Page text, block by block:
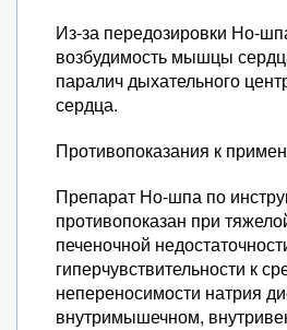
Из-за передозировки Но-
возбудимость мышцы
паралич дыхательного
сердца.
Противопоказания к
Препарат Но-шпа по
противопоказан при
печеночной
гиперчувствительности к
непереносимости натрия
внутримышечном,